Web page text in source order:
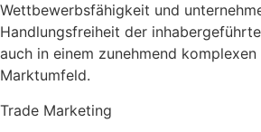
Wettbewerbsfähigkeit und
Handlungsfreiheit der
auch in einem zunehmend
Marktumfeld.
Trade Marketing